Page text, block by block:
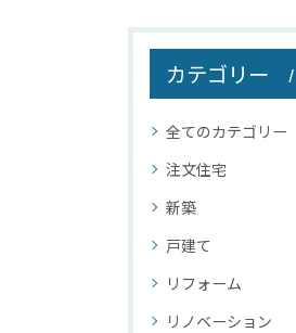
カテゴリー
全てのカテゴリー
注文住宅
新築
戸建て
リフォーム
リノベーション